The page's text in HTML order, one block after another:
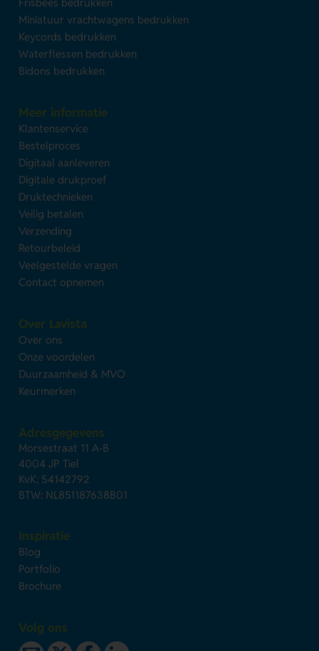
Miniatuur vrachtwagens bedrukken
Keycords bedrukken
Waterflessen bedrukken
Bidons bedrukken
Meer informatie
Klantenservice
Bestelproces
Digitaal aanleveren
Digitale drukproef
Druktechnieken
Veilig betalen
Verzending
Retourbeleid
Veelgestelde vragen
Contact opnemen
Over Lavista
Over ons
Onze voordelen
Duurzaamheid & MVO
Keurmerken
Adresgegevens
Morsestraat 11 A-B
4004 JP Tiel
KvK: 54142792
BTW: NL851187638B01
Inspiratie
Blog
Portfolio
Brochure
Volg ons